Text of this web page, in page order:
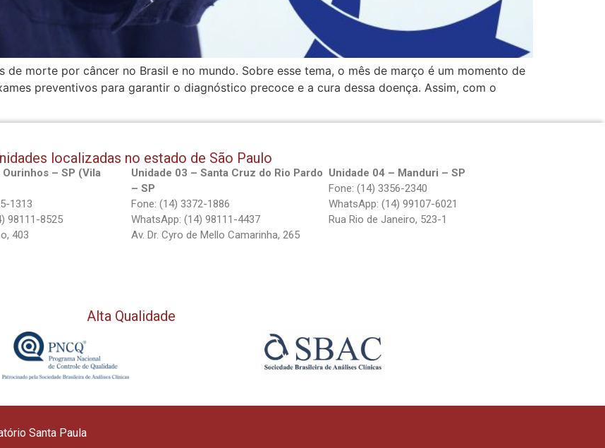
de morte por câncer no Brasil e no mundo. Sobre esse tema, o mês de março é um momento de
preventivos para garantir o diagnóstico precoce e a cura dessa doença. Assim, com o
localizadas no estado de São Paulo
– SP (Vila
1313
98111-8525
403
Unidade 03 – Santa Cruz do Rio Pardo
– SP
Fone: (14) 3372-1886
WhatsApp: (14) 98111-4437
Av. Dr. Cyro de Mello Camarinha, 265
Unidade 04 – Manduri – SP
Fone: (14) 3356-2340
WhatsApp: (14) 99107-6021
Rua Rio de Janeiro, 523-1
Alta Qualidade
Santa Paula